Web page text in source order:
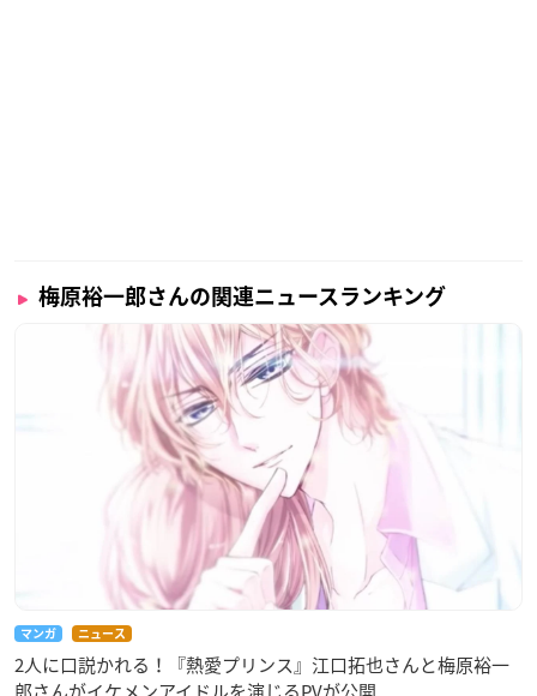
梅原裕一郎さんの関連ニュースランキング
マンガ ニュース
2人に口説かれる！『熱愛プリンス』江口拓也さんと梅原裕一
郎さんがイケメンアイドルを演じるPVが公開